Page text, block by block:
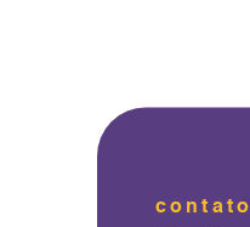
contato